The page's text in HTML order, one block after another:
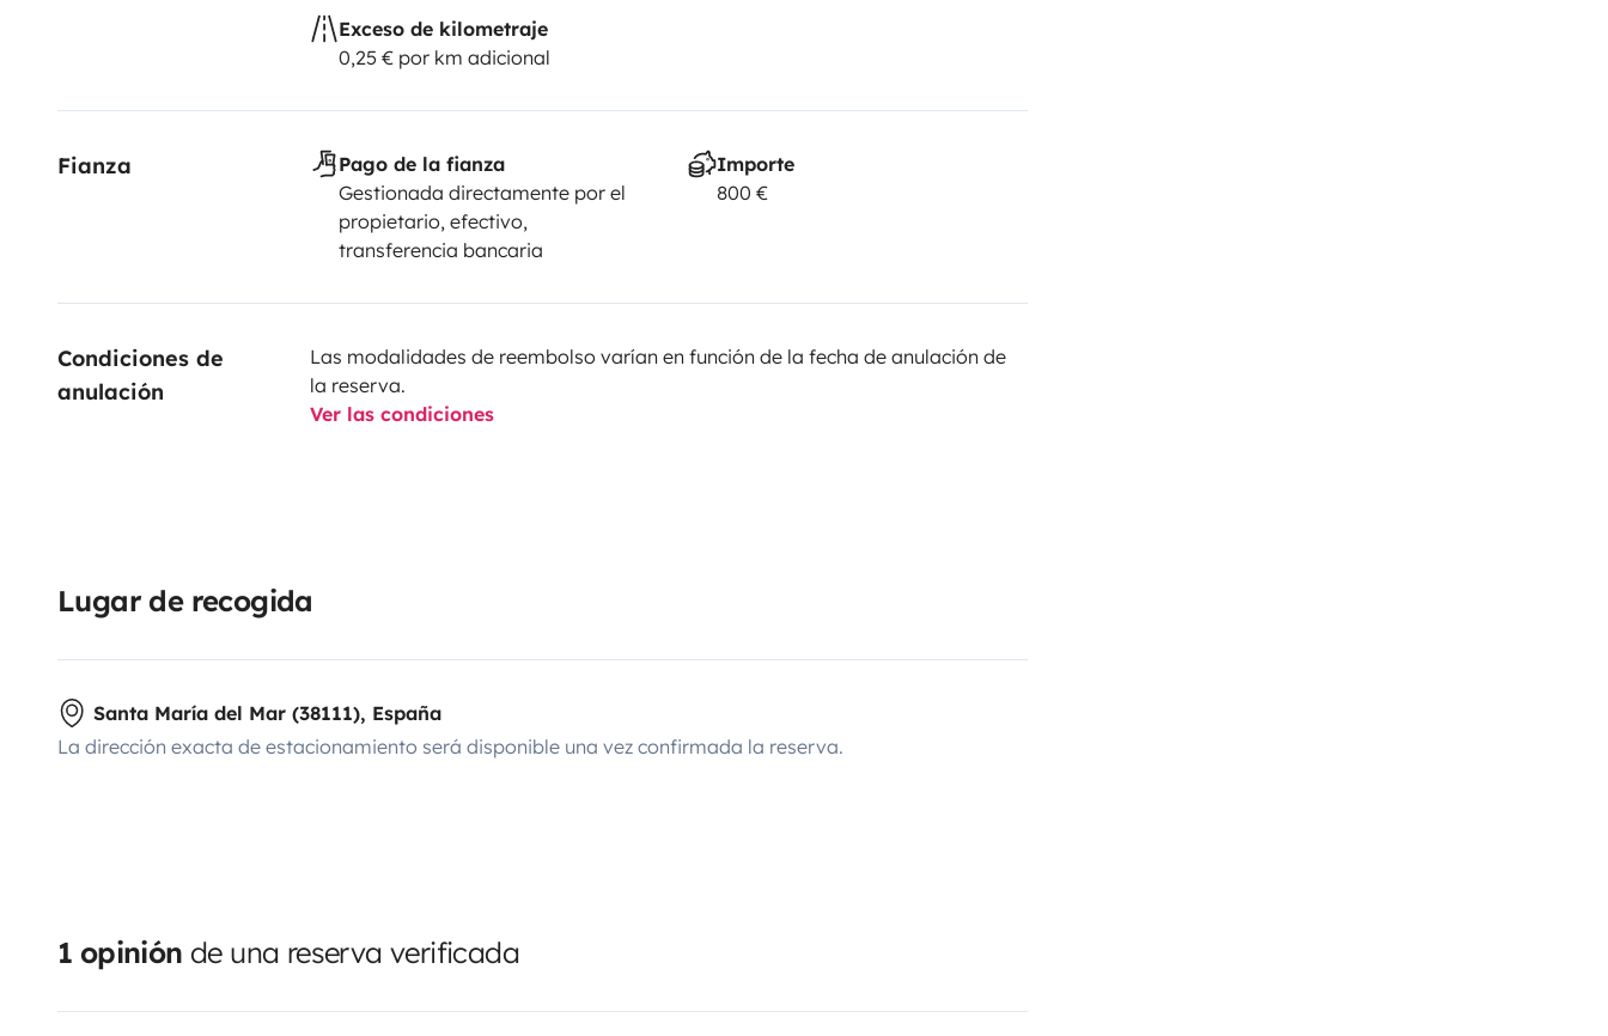
Exceso de kilometraje
0,25 € por km adicional
Fianza
Pago de la fianza
Gestionada directamente por el
propietario, efectivo,
transferencia bancaria
Importe
800 €
Condiciones de
anulación
Las modalidades de reembolso varían en función de la fecha de anulación de
la reserva.
Ver las condiciones
Lugar de recogida
Santa María del Mar (38111), España
La dirección exacta de estacionamiento será disponible una vez confirmada la reserva.
1 opinión de una reserva verificada